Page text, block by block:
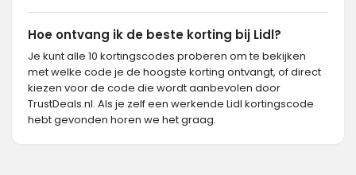
Hoe ontvang ik de beste korting bij Lidl?
Je kunt alle 10 kortingscodes proberen om te bekijken
met welke code je de hoogste korting ontvangt, of direct
kiezen voor de code die wordt aanbevolen door
TrustDeals.nl. Als je zelf een werkende Lidl kortingscode
hebt gevonden horen we het graag.